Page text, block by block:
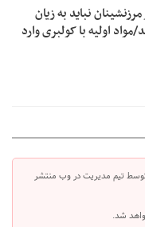
نباید به زیان
مواد اولیه با کولبری وارد
تیم مدیریت در وب منتشر
شد.